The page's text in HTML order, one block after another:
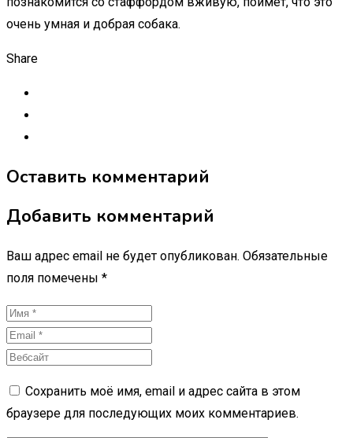
очень умная и добрая собака.
Share
Оставить комментарий
Добавить комментарий
Ваш адрес email не будет опубликован. Обязательные
поля помечены *
Сохранить моё имя, email и адрес сайта в этом
браузере для последующих моих комментариев.